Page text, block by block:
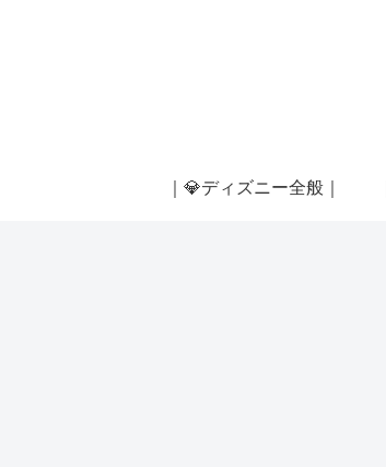
｜💎ディズニー全般｜